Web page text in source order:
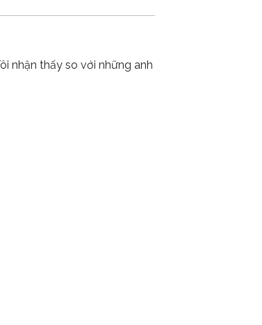
nhận thấy so với những anh